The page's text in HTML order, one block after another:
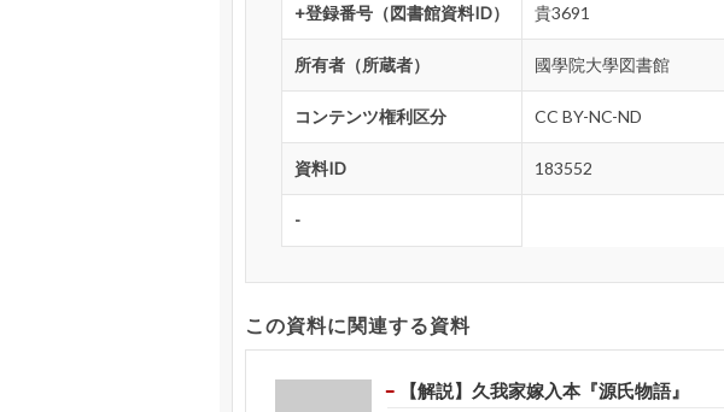
+登録番号（図書館資料ID） 貴3691
所有者（所蔵者） 國學院大學図書館
コンテンツ権利区分 CC BY-NC-ND
資料ID 183552
-
この資料に関連する資料
【解説】久我家嫁入本『源氏物語』